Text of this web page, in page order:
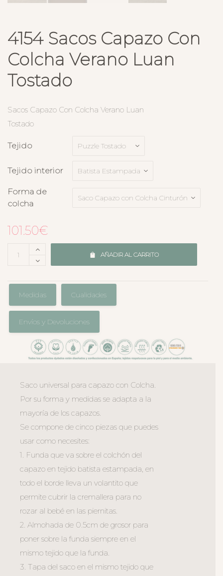
4154 Sacos Capazo Con
Colcha Verano Luan
Tostado
Sacos Capazo Con Colcha Verano Luan
Tostado
Tejido
Tejido interior
Forma de
colcha
101.50€
AÑADIR AL CARRITO
Medidas Cualidades
Envíos y Devoluciones
Saco universal para capazo con Colcha.
Por su forma y medidas se adapta a la
mayoría de los capazos.
Se compone de cinco piezas que puedes
usar como necesites:
1. Funda que va sobre el colchón del
capazo en tejido batista estampada, en
todo el borde lleva un volantito que
permite cubrir la cremallera para no
rozar al bebé en las piernitas.
2. Almohada de 0.5cm de grosor para
poner sobre la funda siempre en el
mismo tejido que la funda.
3. Tapa del saco en el mismo tejido que